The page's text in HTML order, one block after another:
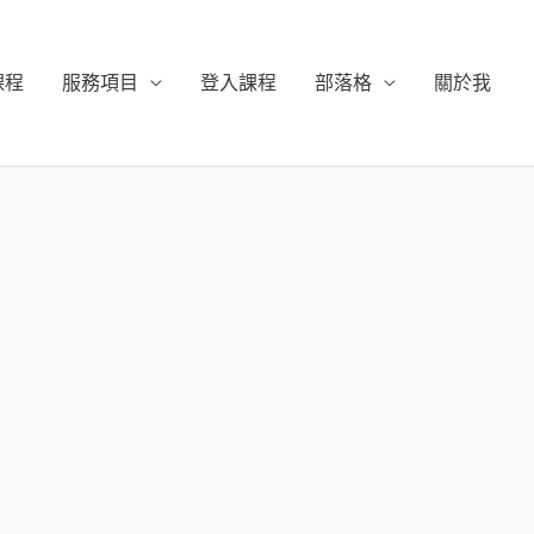
程 服務項目 登入課程 部落格 關於我